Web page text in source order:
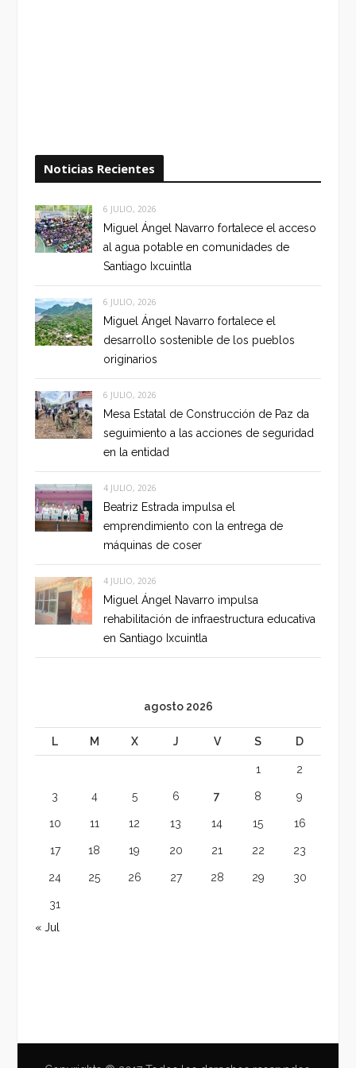
Noticias Recientes
6 JULIO, 2026
Miguel Ángel Navarro fortalece el acceso
al agua potable en comunidades de
Santiago Ixcuintla
6 JULIO, 2026
Miguel Ángel Navarro fortalece el
desarrollo sostenible de los pueblos
originarios
6 JULIO, 2026
Mesa Estatal de Construcción de Paz da
seguimiento a las acciones de seguridad
en la entidad
4 JULIO, 2026
Beatriz Estrada impulsa el
emprendimiento con la entrega de
máquinas de coser
4 JULIO, 2026
Miguel Ángel Navarro impulsa
rehabilitación de infraestructura educativa
en Santiago Ixcuintla
agosto 2026
L M X J V S D
1 2
3 4 5 6 7 8 9
10 11 12 13 14 15 16
17 18 19 20 21 22 23
24 25 26 27 28 29 30
31
« Jul